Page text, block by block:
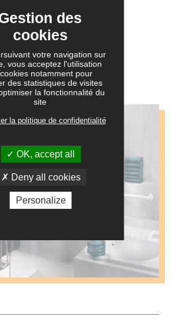
des
cookies
votre navigation sur
vous acceptez l'utilisation
notamment pour
des statistiques de visites
la fonctionnalité du
site
la politique de confidentialité
OK, accept all
Deny all cookies
Personalize